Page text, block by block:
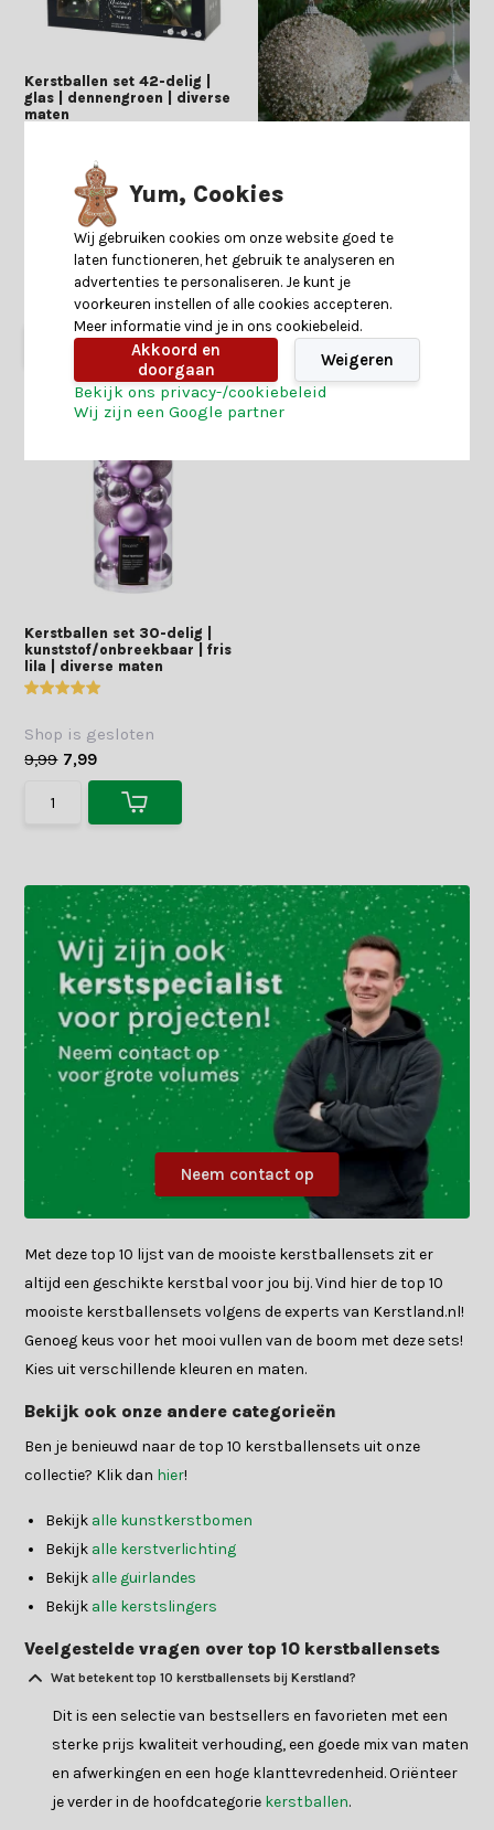
Kerstballen set 42-delig |
glas | dennengroen | diverse
maten
Shop is gesloten
19,99
Start
keuzehulp
Kerstballen set 30-delig |
kunststof/onbreekbaar | fris
lila | diverse maten
Shop is gesloten
9,99 7,99
Neem contact op
Met deze top 10 lijst van de mooiste kerstballensets zit er
altijd een geschikte kerstbal voor jou bij. Vind hier de top 10
mooiste kerstballensets volgens de experts van Kerstland.nl!
Genoeg keus voor het mooi vullen van de boom met deze sets!
Kies uit verschillende kleuren en maten.
Bekijk ook onze andere categorieën
Ben je benieuwd naar de top 10 kerstballensets uit onze
collectie? Klik dan hier!
Bekijk alle kunstkerstbomen
Bekijk alle kerstverlichting
Bekijk alle guirlandes
Bekijk alle kerstslingers
Veelgestelde vragen over top 10 kerstballensets
Wat betekent top 10 kerstballensets bij Kerstland?
Dit is een selectie van bestsellers en favorieten met een
sterke prijs kwaliteit verhouding, een goede mix van maten
en afwerkingen en een hoge klanttevredenheid. Oriënteer
je verder in de hoofdcategorie kerstballen.
Yum, Cookies
Wij gebruiken cookies om onze website goed te
laten functioneren, het gebruik te analyseren en
advertenties te personaliseren. Je kunt je
voorkeuren instellen of alle cookies accepteren.
Meer informatie vind je in ons cookiebeleid.
Akkoord en
doorgaan
Weigeren
Bekijk ons privacy-/cookiebeleid
Wij zijn een Google partner